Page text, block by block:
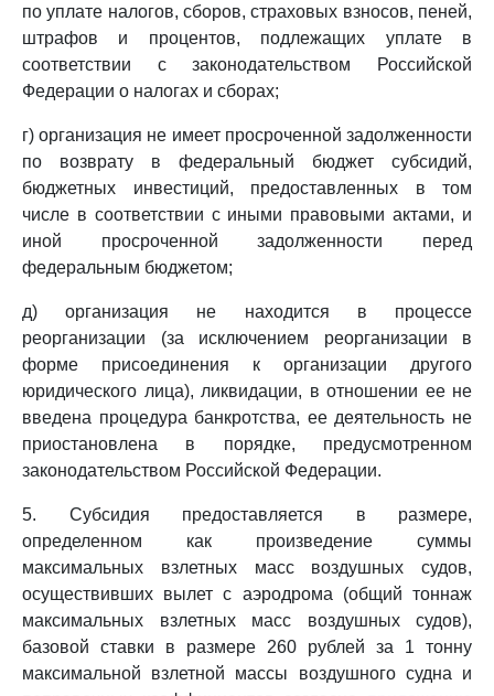
по уплате налогов, сборов, страховых взносов, пеней,
штрафов и процентов, подлежащих уплате в
соответствии с законодательством Российской
Федерации о налогах и сборах;
г) организация не имеет просроченной задолженности
по возврату в федеральный бюджет субсидий,
бюджетных инвестиций, предоставленных в том
числе в соответствии с иными правовыми актами, и
иной просроченной задолженности перед
федеральным бюджетом;
д) организация не находится в процессе
реорганизации (за исключением реорганизации в
форме присоединения к организации другого
юридического лица), ликвидации, в отношении ее не
введена процедура банкротства, ее деятельность не
приостановлена в порядке, предусмотренном
законодательством Российской Федерации.
5. Субсидия предоставляется в размере,
определенном как произведение суммы
максимальных взлетных масс воздушных судов,
осуществивших вылет с аэродрома (общий тоннаж
максимальных взлетных масс воздушных судов),
базовой ставки в размере 260 рублей за 1 тонну
максимальной взлетной массы воздушного судна и